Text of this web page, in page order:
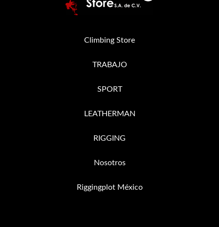
Climbing Store
TRABAJO
SPORT
LEATHERMAN
RIGGING
Nosotros
Riggingplot México